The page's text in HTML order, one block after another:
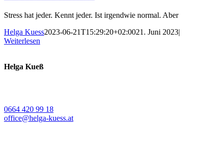
Stress hat jeder. Kennt jeder. Ist irgendwie normal. Aber
Helga Kuess2023-06-21T15:29:20+02:0021. Juni 2023|
Weiterlesen
Helga Kueß
0664 420 99 18
office@helga-kuess.at